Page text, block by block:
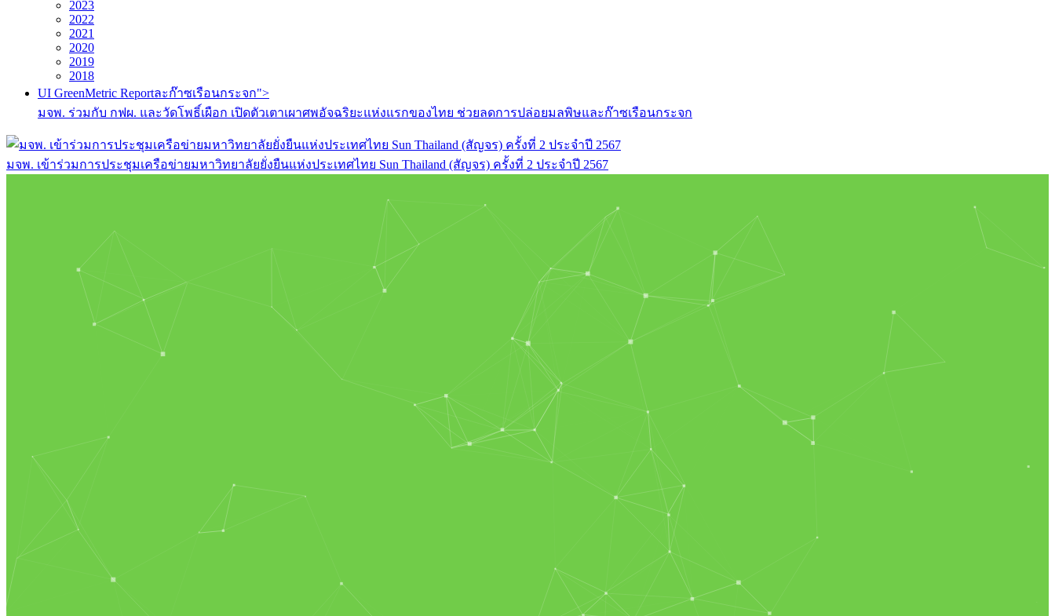
2023
2022
2021
2020
2019
2018
UI GreenMetric Reportละก๊าซเรือนกระจก">
มจพ. ร่วมกับ กฟผ. และวัดโพธิ์เผือก เปิดตัวเตาเผาศพอัจฉริยะแห่งแรกของไทย ช่วยลดการปล่อยมลพิษและก๊าซเรือนกระจก
มจพ. เข้าร่วมการประชุมเครือข่ายมหาวิทยาลัยยั่งยืนแห่งประเทศไทย Sun Thailand (สัญจร) ครั้งที่ 2 ประจำปี 2567